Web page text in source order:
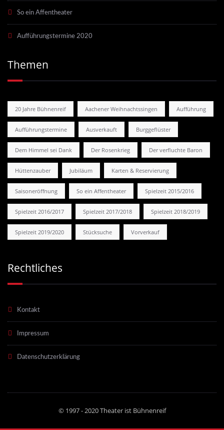
So ein Affentheater
Aufführungstermine 2020
Themen
20 Jahre Bühnenreif Aachener Weihnachtssingen Aufführung
Aufführungstermine Ausverkauft Burggeflüster
Dem Himmel sei Dank Der Rosenkrieg Der verfluchte Baron
Hüttenzauber Jubiläum Karten & Reservierung
Saisoneröffnung So ein Affentheater Spielzeit 2015/2016
Spielzeit 2016/2017 Spielzeit 2017/2018 Spielzeit 2018/2019
Spielzeit 2019/2020 Stücksuche Vorverkauf
Rechtliches
Kontakt
Impressum
Datenschutzerklärung
© 1997 - 2020 Theater ist Bühnenreif